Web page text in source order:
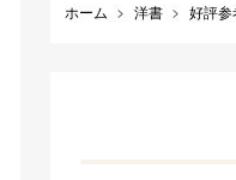
ホーム 洋書 好評参